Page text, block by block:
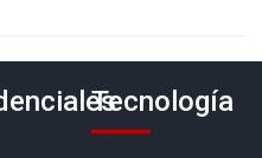
Tecnología